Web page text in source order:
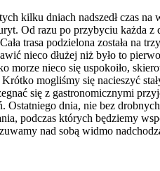
kilku dniach nadszedł czas
Od razu po przybyciu każda z
trasa podzielona została na
nieco dłużej niż było to
morze nieco się uspokoiło,
mogliśmy się nacieszyć
się z gastronomicznymi
Ostatniego dnia, nie bez
podczas których będziemy
nad sobą widmo